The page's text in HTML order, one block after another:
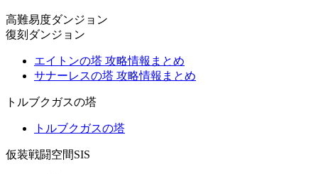
高難易度ダンジョン
復刻ダンジョン
エイトンの塔 攻略情報まとめ
サナーレスの塔 攻略情報まとめ
トルブクガスの塔
トルブクガスの塔
仮装戦闘空間SIS